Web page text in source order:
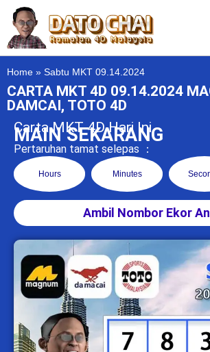
Home » Sabtu MKT 09.14.2024
CARTA MKT 4D 09.14.2024
DAMCAI, TOTO 4D
Carta MKT 4D Hari Ini
MAIN SEKARANG
Pertaruhan tamat selepas ：
Hours Minutes
Ambil Nombor Ekor